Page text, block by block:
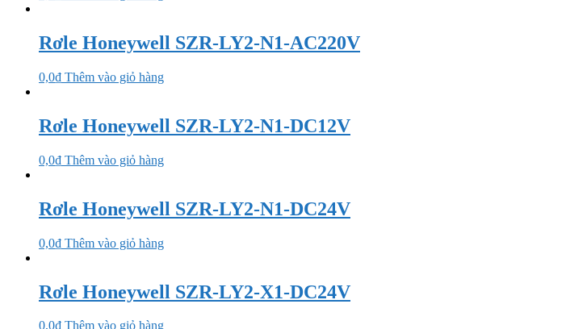
Rơle Honeywell SZR-LY2-N1-AC220V
0,0₫ Thêm vào giỏ hàng
Rơle Honeywell SZR-LY2-N1-DC12V
0,0₫ Thêm vào giỏ hàng
Rơle Honeywell SZR-LY2-N1-DC24V
0,0₫ Thêm vào giỏ hàng
Rơle Honeywell SZR-LY2-X1-DC24V
0,0₫ Thêm vào giỏ hàng